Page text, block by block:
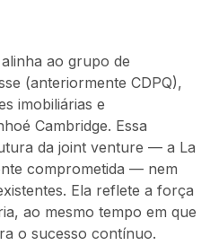
ao grupo de
(anteriormente CDPQ),
imobiliárias e
Cambridge. Essa
da joint venture — a La
comprometida — nem
Ela reflete a força
ao mesmo tempo em que
o sucesso contínuo.